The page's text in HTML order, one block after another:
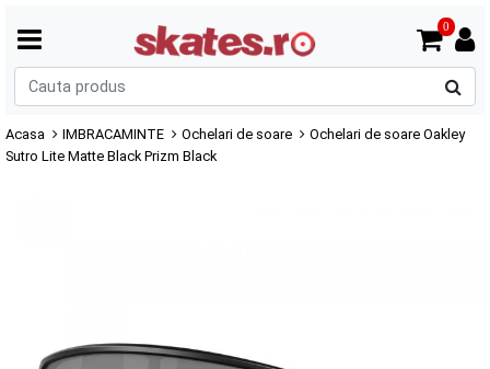
0
Acasa IMBRACAMINTE Ochelari de soare
Ochelari de soare Oakley
Sutro Lite Matte Black Prizm Black